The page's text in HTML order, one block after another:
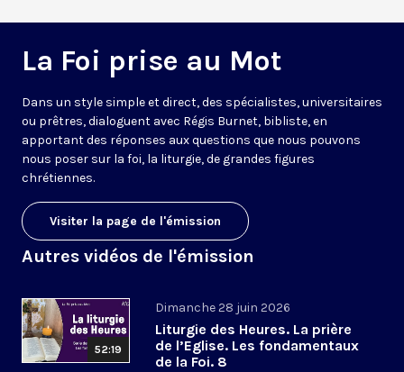
La Foi prise au Mot
Dans un style simple et direct, des spécialistes, universitaires
ou prêtres, dialoguent avec Régis Burnet, bibliste, en
apportant des réponses aux questions que nous pouvons
nous poser sur la foi, la liturgie, de grandes figures
chrétiennes.
Visiter la page de l'émission
Autres vidéos de l'émission
52:19
Dimanche 28 juin 2026
Liturgie des Heures. La prière
de l’Eglise. Les fondamentaux
de la Foi. 8